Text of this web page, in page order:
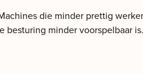
die minder prettig
besturing minder voorspelbaar is.